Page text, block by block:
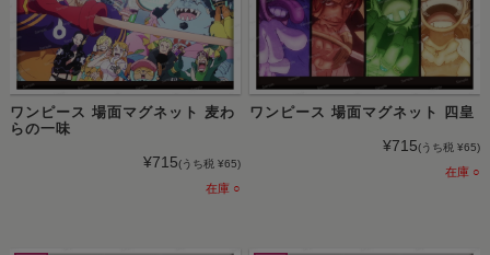
ワンピース 場面マグネット 麦わ
らの一味
¥715(うち税 ¥65)
在庫 ○
ワンピース 場面マグネット 四皇
¥715(うち税 ¥65)
在庫 ○